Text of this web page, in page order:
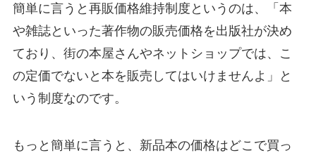
簡単に言うと再販価格維持制度というのは、「本
や雑誌といった著作物の販売価格を出版社が決め
ており、街の本屋さんやネットショップでは、こ
の定価でないと本を販売してはいけませんよ」と
いう制度なのです。
もっと簡単に言うと、新品本の価格はどこで買っ